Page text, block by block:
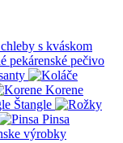
s kváskom
Korene
Štangle
Pinsa
výrobky